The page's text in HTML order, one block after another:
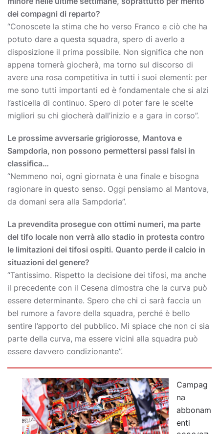
dei compagni di reparto?
“Conoscete la stima che ho verso Franco e ciò che ha
potuto dare a questa squadra, spero di averlo a
disposizione il prima possibile. Non significa che non
appena tornerà giocherà, ma torno sul discorso di
avere una rosa competitiva in tutti i suoi elementi: per
me sono tutti importanti ed è fondamentale che si alzi
l’asticella di continuo. Spero di poter fare le scelte
migliori su chi giocherà dall’inizio e a gara in corso”.
Le prossime avversarie grigiorosse, Mantova e
Sampdoria, non possono permettersi passi falsi in
classifica…
“Nemmeno noi, ogni giornata è una finale e bisogna
ragionare in questo senso. Oggi pensiamo al Mantova,
da domani sera alla Sampdoria”.
La prevendita prosegue con ottimi numeri, ma parte
del tifo locale non verrà allo stadio in protesta contro
le limitazioni dei tifosi ospiti. Quanto perde il calcio in
situazioni del genere?
“Tantissimo. Rispetto la decisione dei tifosi, ma anche
il precedente con il Cesena dimostra che la curva può
essere determinante. Spero che chi ci sarà faccia un
bel rumore a favore della squadra, perché è bello
sentire l’apporto del pubblico. Mi spiace che non ci sia
parte della curva, ma essere vicini alla squadra può
essere davvero condizionante”.
Campag
na
abbonam
enti